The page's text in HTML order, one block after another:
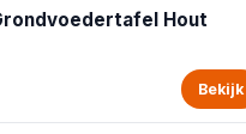
Hout
Bekijk